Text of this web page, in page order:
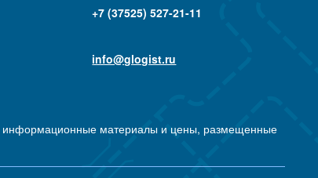
+7 (37525) 527-21-11
info@glogist.ru
информационные материалы и цены, размещенные